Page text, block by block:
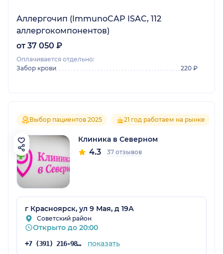
Аллергочип (ImmunoCAP ISAC, 112
аллергокомпонентов)
от 37 050 ₽
Оплачивается отдельно:
Забор крови
220 ₽
Выбор пациентов 2025 21 год работаем на рынке
Клиника в Северном
4.3 37 отзывов
г Красноярск, ул 9 Мая, д 19А
Советский район
Открыто до 20:00
+7 (391) 216-98-51 показать